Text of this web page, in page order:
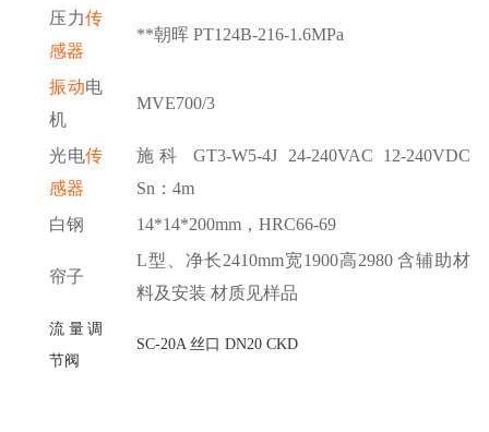
压力传
感器
**朝晖 PT124B-216-1.6MPa
振动电
机
MVE700/3
光电传
感器
施科
GT3-W5-4J 24-240VAC 12-240VDC
Sn：4m
白钢
14*14*200mm，HRC66-69
帘子
L型、净长2410mm宽1900高2980 含辅助材
料及安装 材质见样品
流量调
节阀
SC-20A 丝口 DN20 CKD